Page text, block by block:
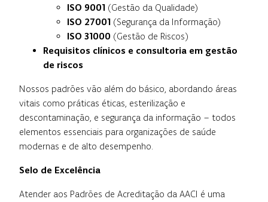
ISO 9001 (Gestão da Qualidade)
ISO 27001 (Segurança da Informação)
ISO 31000 (Gestão de Riscos)
Requisitos clínicos e consultoria em gestão
de riscos
Nossos padrões vão além do básico, abordando áreas
vitais como práticas éticas, esterilização e
descontaminação, e segurança da informação – todos
elementos essenciais para organizações de saúde
modernas e de alto desempenho.
Selo de Excelência
Atender aos Padrões de Acreditação da AACI é uma